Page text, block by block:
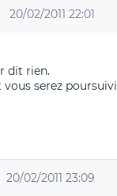
20/02/2011 22:01
dit rien.
serez poursuivi
20/02/2011 23:09